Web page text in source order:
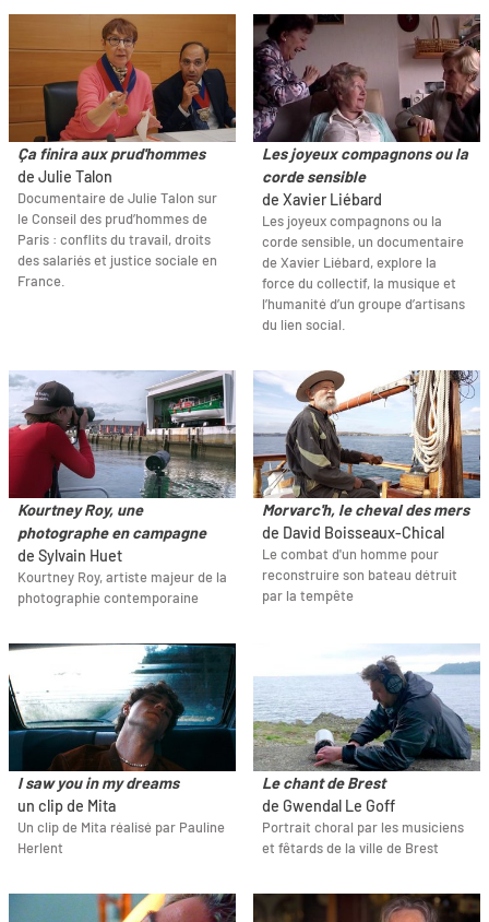
Ça finira aux prud'hommes
de Julie Talon
Documentaire de Julie Talon sur
le Conseil des prud’hommes de
Paris : conflits du travail, droits
des salariés et justice sociale en
France.
Les joyeux compagnons ou la
corde sensible
de Xavier Liébard
Les joyeux compagnons ou la
corde sensible, un documentaire
de Xavier Liébard, explore la
force du collectif, la musique et
l’humanité d’un groupe d’artisans
du lien social.
Kourtney Roy, une
photographe en campagne
de Sylvain Huet
Kourtney Roy, artiste majeur de la
photographie contemporaine
Morvarc'h, le cheval des mers
de David Boisseaux-Chical
Le combat d'un homme pour
reconstruire son bateau détruit
par la tempête
I saw you in my dreams
un clip de Mita
Un clip de Mita réalisé par Pauline
Herlent
Le chant de Brest
de Gwendal Le Goff
Portrait choral par les musiciens
et fêtards de la ville de Brest